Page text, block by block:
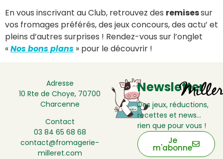
En vous inscrivant au Club, retrouvez des remisessur
vos fromages préférés, des jeux concours, des actu’ et
pleins d’autres surprises ! Rendez-vous sur l’onglet
«Nos bons plans » pour le découvrir !
Adresse
10 Rte de Choye, 70700
Charcenne
Contact
03 84 65 68 68
contact@fromagerie-
milleret.com
Newsletter
Des jeux, réductions,
recettes et news…
rien que pour vous !
Je
m'abonne